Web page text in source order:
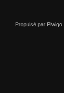
Propulsé par Piwigo